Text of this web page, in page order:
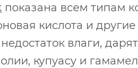
показана всем типам
кислота и
влаги,
купуасу и